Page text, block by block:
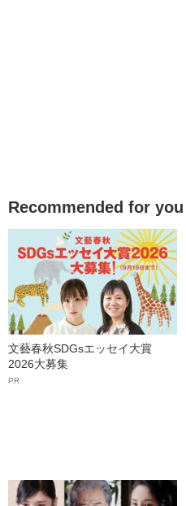
Recommended for you
文藝春秋SDGsエッセイ大賞
2026大募集
PR